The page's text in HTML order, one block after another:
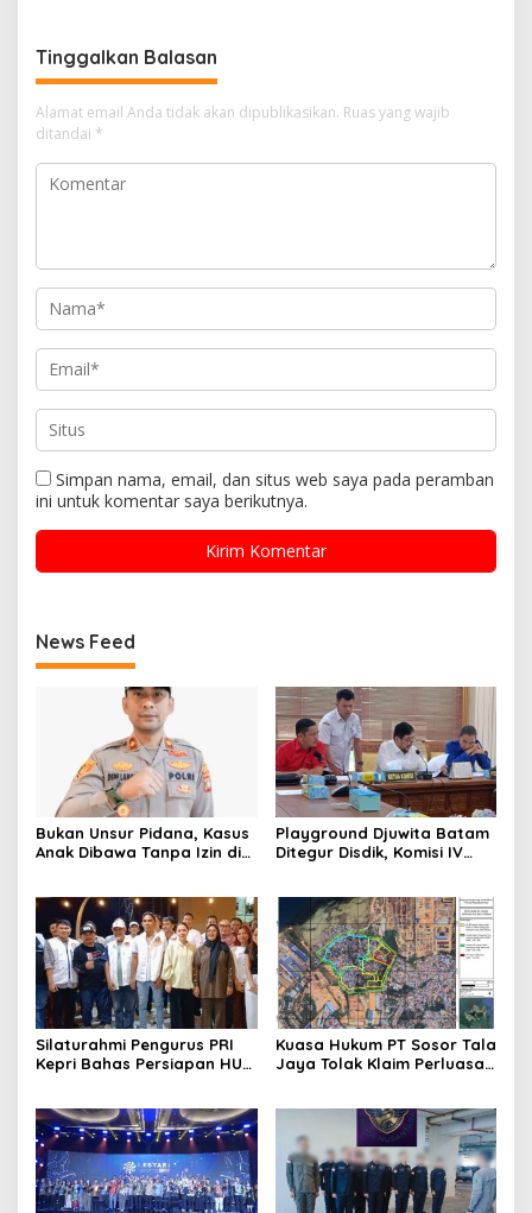
Tinggalkan Balasan
Alamat email Anda tidak akan dipublikasikan. Ruas yang wajib
ditandai *
Simpan nama, email, dan situs web saya pada peramban
ini untuk komentar saya berikutnya.
News Feed
Bukan Unsur Pidana, Kasus
Anak Dibawa Tanpa Izin di
Playground Djuwita Batam
Ditegur Disdik, Komisi IV
Silaturahmi Pengurus PRI
Kepri Bahas Persiapan HUT
Kuasa Hukum PT Sosor Tala
Jaya Tolak Klaim Perluasan